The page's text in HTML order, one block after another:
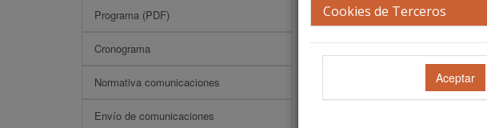
Cookies de Terceros
Programa (PDF)
Cronograma
Normativa comunicaciones
Envío de comunicaciones
Viernes 7 de junio